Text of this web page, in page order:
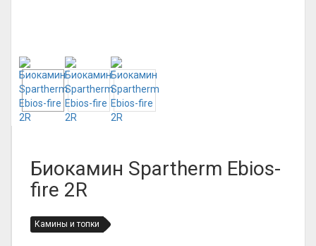
Биокамин Spartherm Ebios-
fire 2R
Камины и топки